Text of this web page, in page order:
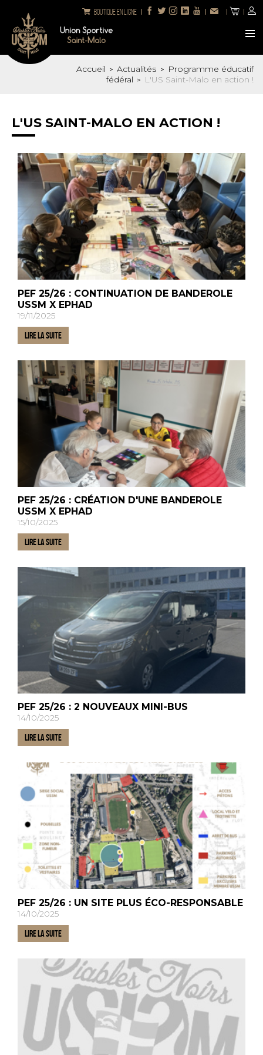
Boutique en ligne
Accueil > Actualités > Programme éducatif
fédéral > L'US Saint-Malo en action !
L'US SAINT-MALO EN ACTION !
PEF 25/26 : CONTINUATION DE BANDEROLE
USSM X EPHAD
19/11/2025
LIRE LA SUITE
PEF 25/26 : CRÉATION D'UNE BANDEROLE
USSM X EPHAD
15/10/2025
LIRE LA SUITE
PEF 25/26 : 2 NOUVEAUX MINI-BUS
14/10/2025
LIRE LA SUITE
PEF 25/26 : UN SITE PLUS ÉCO-RESPONSABLE
14/10/2025
LIRE LA SUITE